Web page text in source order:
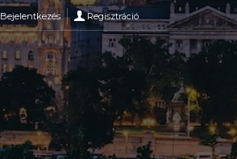
Bejelentkezés Regisztráció